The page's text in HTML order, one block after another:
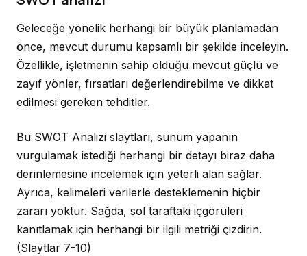
Geleceğe yönelik herhangi bir büyük planlamadan
önce, mevcut durumu kapsamlı bir şekilde inceleyin.
Özellikle, işletmenin sahip olduğu mevcut güçlü ve
zayıf yönler, fırsatları değerlendirebilme ve dikkat
edilmesi gereken tehditler.
Bu SWOT Analizi slaytları, sunum yapanın
vurgulamak istediği herhangi bir detayı biraz daha
derinlemesine incelemek için yeterli alan sağlar.
Ayrıca, kelimeleri verilerle desteklemenin hiçbir
zararı yoktur. Sağda, sol taraftaki içgörüleri
kanıtlamak için herhangi bir ilgili metriği çizdirin.
(Slaytlar 7-10)